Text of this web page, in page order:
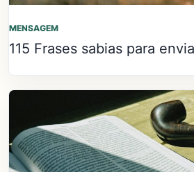
MENSAGEM
115 Frases sabias para